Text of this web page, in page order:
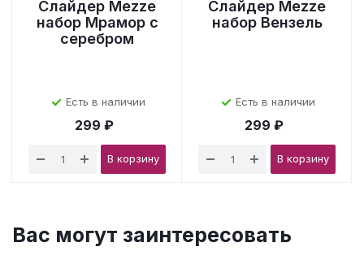
Слайдер Mezze
набор Мрамор с
серебром
Есть в наличии
299 ₽
В корзину
Слайдер Mezze
набор Вензель
Есть в наличии
299 ₽
В корзину
Вас могут заинтересовать